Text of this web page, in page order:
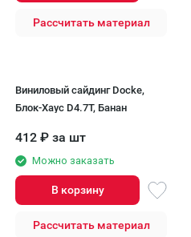
Рассчитать материал
Виниловый сайдинг Docke,
Блок-Хаус D4.7T, Банан
412 ₽ за шт
Можно заказать
В корзину
Рассчитать материал